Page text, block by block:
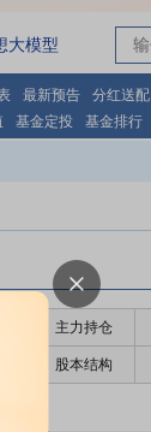
大模型
最新预告 分红送配
基金定投 基金排行
主力持仓
股本结构